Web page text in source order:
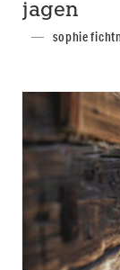
jagen
sophie